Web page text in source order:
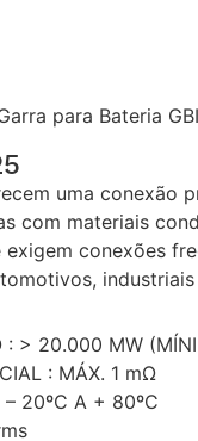
para Bateria
uma conexão
com materiais
conexões
: > 20.000 MW
: MÁX. 1 mΩ
– 20ºC A + 80ºC